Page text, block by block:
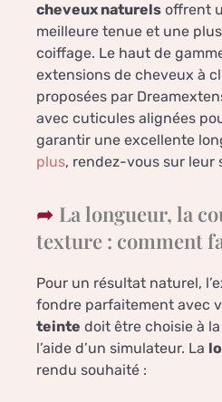
cheveux naturels offrent
meilleure tenue et une
coiffage. Le haut de
extensions de cheveux à
proposées par
avec cuticules alignées
garantir une excellente
plus, rendez-vous sur leur
La longueur, la
texture : comment
Pour un résultat naturel,
fondre parfaitement avec
teinte doit être choisie à
l’aide d’un simulateur. La
rendu souhaité :